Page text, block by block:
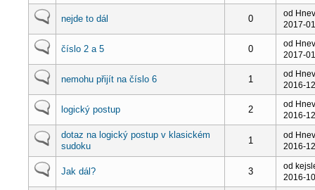
nejde to dál 0
od
2017-
číslo 2 a 5 0
od
2017-
nemohu přijít na číslo 6 1
od
2016-
logický postup 2
od
2016-
dotaz na logický postup v klasickém
sudoku
1
od
2016-
Jak dál? 3
od
2016-